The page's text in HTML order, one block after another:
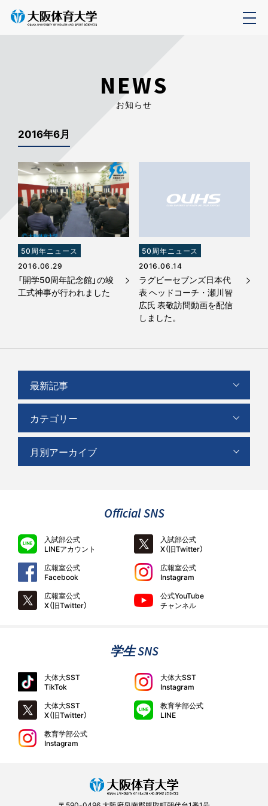
NEWS
お知らせ
2016年6月
50周年ニュース
2016.06.29
「開学50周年記念館」の竣
工式神事が行われました
50周年ニュース
2016.06.14
ラグビーセブンズ日本代
表 ヘッドコーチ・瀬川智
広氏 表敬訪問動画を配信
しました。
最新記事
カテゴリー
月別アーカイブ
Official SNS
入試部公式
LINEアカウント
入試部公式
X（旧Twitter）
広報室公式
Facebook
広報室公式
Instagram
広報室公式
X（旧Twitter）
公式YouTube
チャンネル
学生 SNS
大体大SST
TikTok
大体大SST
Instagram
大体大SST
X（旧Twitter）
教育学部公式
LINE
教育学部公式
Instagram